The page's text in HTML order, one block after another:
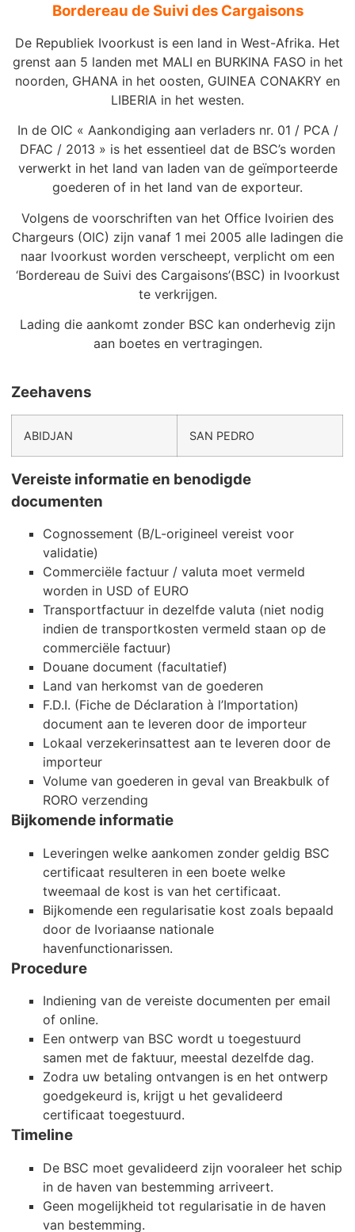
Bordereau de Suivi des Cargaisons
De Republiek Ivoorkust is een land in West-Afrika. Het
grenst aan 5 landen met MALI en BURKINA FASO in het
noorden, GHANA in het oosten, GUINEA CONAKRY en
LIBERIA in het westen.
In de OIC « Aankondiging aan verladers nr. 01 / PCA /
DFAC / 2013 » is het essentieel dat de BSC’s worden
verwerkt in het land van laden van de geïmporteerde
goederen of in het land van de exporteur.
Volgens de voorschriften van het Office Ivoirien des
Chargeurs (OIC) zijn vanaf 1 mei 2005 alle ladingen die
naar Ivoorkust worden verscheept, verplicht om een
‘Bordereau de Suivi des Cargaisons’(BSC) in Ivoorkust
te verkrijgen.
Lading die aankomt zonder BSC kan onderhevig zijn
aan boetes en vertragingen.
Zeehavens
ABIDJAN SAN PEDRO
Vereiste informatie en benodigde
documenten
Cognossement (B/L-origineel vereist voor
validatie)
Commerciële factuur / valuta moet vermeld
worden in USD of EURO
Transportfactuur in dezelfde valuta (niet nodig
indien de transportkosten vermeld staan op de
commerciële factuur)
Douane document (facultatief)
Land van herkomst van de goederen
F.D.I. (Fiche de Déclaration à l’Importation)
document aan te leveren door de importeur
Lokaal verzekerinsattest aan te leveren door de
importeur
Volume van goederen in geval van Breakbulk of
RORO verzending
Bijkomende informatie
Leveringen welke aankomen zonder geldig BSC
certificaat resulteren in een boete welke
tweemaal de kost is van het certificaat.
Bijkomende een regularisatie kost zoals bepaald
door de Ivoriaanse nationale
havenfunctionarissen.
Procedure
Indiening van de vereiste documenten per email
of online.
Een ontwerp van BSC wordt u toegestuurd
samen met de faktuur, meestal dezelfde dag.
Zodra uw betaling ontvangen is en het ontwerp
goedgekeurd is, krijgt u het gevalideerd
certificaat toegestuurd.
Timeline
De BSC moet gevalideerd zijn vooraleer het schip
in de haven van bestemming arriveert.
Geen mogelijkheid tot regularisatie in de haven
van bestemming.